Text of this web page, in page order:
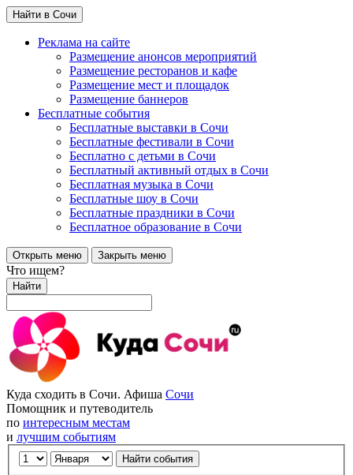
Найти в Сочи
Реклама на сайте
Размещение анонсов мероприятий
Размещение ресторанов и кафе
Размещение мест и площадок
Размещение баннеров
Бесплатные события
Бесплатные выставки в Сочи
Бесплатные фестивали в Сочи
Бесплатно с детьми в Сочи
Бесплатный активный отдых в Сочи
Бесплатная музыка в Сочи
Бесплатные шоу в Сочи
Бесплатные праздники в Сочи
Бесплатное образование в Сочи
Открыть меню Закрыть меню
Что ищем?
Найти
Куда сходить в Сочи. Афиша Сочи
Помощник и путеводитель
по интересным местам
и лучшим событиям